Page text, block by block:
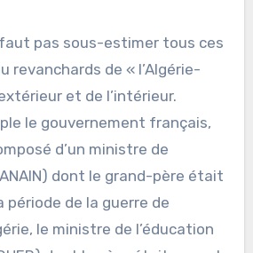
pas sous-estimer tous ces
revanchards de « l’Algérie-
et de l’intérieur.
le gouvernement français,
d’un ministre de
dont le grand-père était
période de la guerre de
le ministre de l’éducation